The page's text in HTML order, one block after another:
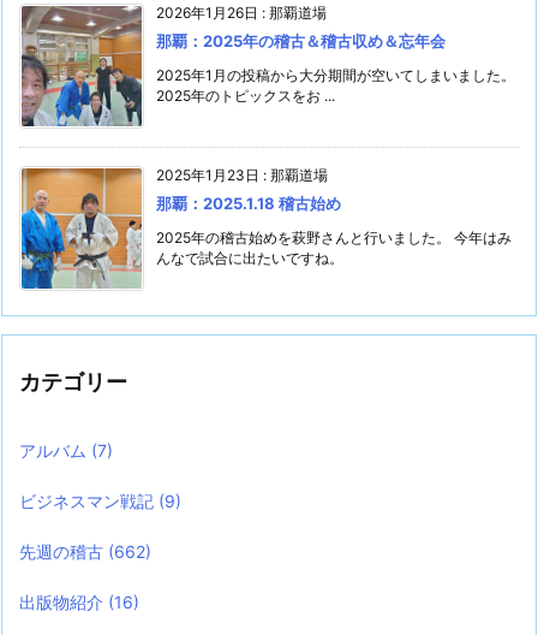
2026年1月26日 : 那覇道場
那覇：2025年の稽古＆稽古収め＆忘年会
2025年1月の投稿から大分期間が空いてしまいました。
2025年のトピックスをお ...
2025年1月23日 : 那覇道場
那覇：2025.1.18 稽古始め
2025年の稽古始めを萩野さんと行いました。 今年はみ
んなで試合に出たいですね。
カテゴリー
アルバム (7)
ビジネスマン戦記 (9)
先週の稽古 (662)
出版物紹介 (16)